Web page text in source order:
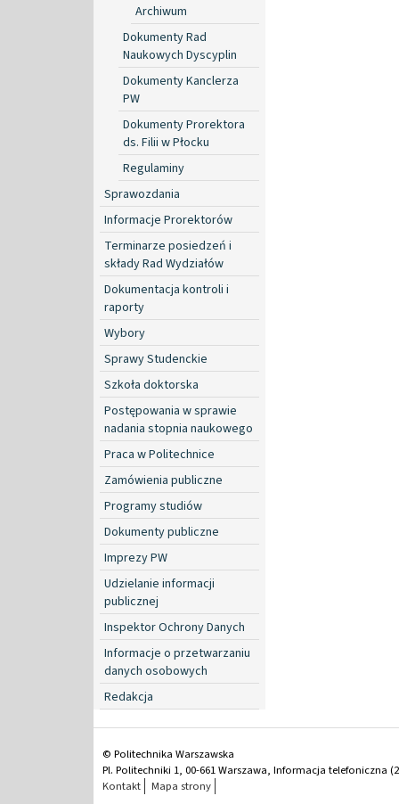
Archiwum
Dokumenty Rad
Naukowych Dyscyplin
Dokumenty Kanclerza
PW
Dokumenty Prorektora
ds. Filii w Płocku
Regulaminy
Sprawozdania
Informacje Prorektorów
Terminarze posiedzeń i
składy Rad Wydziałów
Dokumentacja kontroli i
raporty
Wybory
Sprawy Studenckie
Szkoła doktorska
Postępowania w sprawie
nadania stopnia naukowego
Praca w Politechnice
Zamówienia publiczne
Programy studiów
Dokumenty publiczne
Imprezy PW
Udzielanie informacji
publicznej
Inspektor Ochrony Danych
Informacje o przetwarzaniu
danych osobowych
Redakcja
© Politechnika Warszawska
Pl. Politechniki 1, 00-661 Warszawa, Informacja telefoniczna
Kontakt
Mapa strony